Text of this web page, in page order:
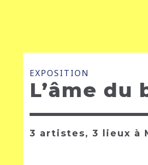
EXPOSITION
L’âme du
3 artistes, 3 lieux à